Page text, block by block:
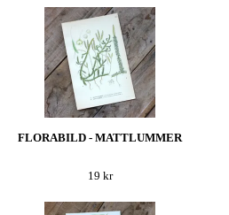
FLORABILD - MATTLUMMER
19 kr